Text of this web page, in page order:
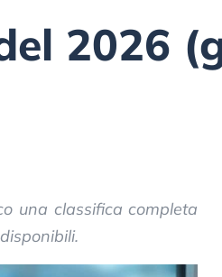
2026
una classifica completa